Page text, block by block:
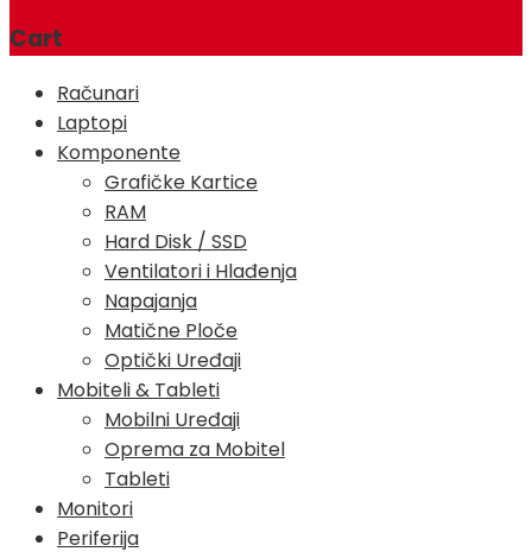
Cart
Računari
Laptopi
Komponente
Grafičke Kartice
RAM
Hard Disk / SSD
Ventilatori i Hlađenja
Napajanja
Matične Ploče
Optički Uređaji
Mobiteli & Tableti
Mobilni Uređaji
Oprema za Mobitel
Tableti
Monitori
Periferija